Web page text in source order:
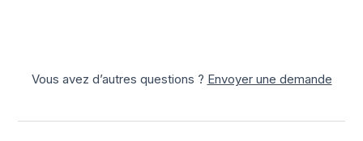
Vous avez d’autres questions ? Envoyer une demande